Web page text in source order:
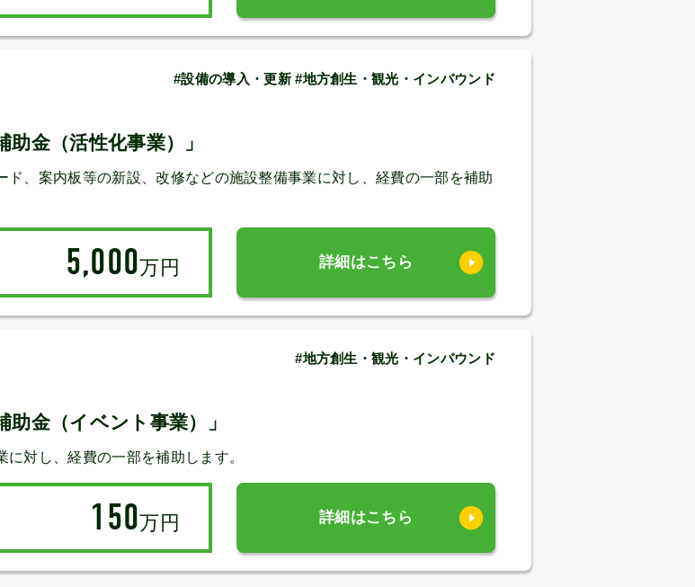
#設備の導入・更新 #地方創生・観光・インバウンド
金（活性化事業）」
、案内板等の新設、改修などの施設整備事業に対し、経費の一部を補助
5,000万円 詳細はこちら
#地方創生・観光・インバウンド
金（イベント事業）」
対し、経費の一部を補助します。
150万円 詳細はこちら